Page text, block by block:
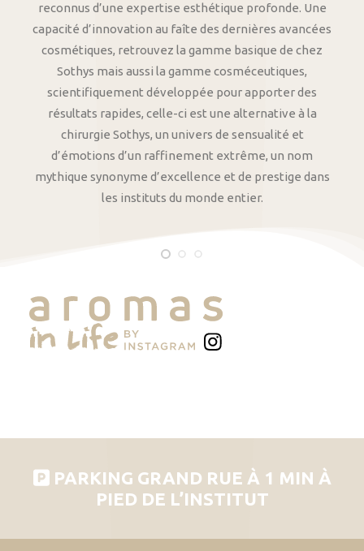
reconnus d’une expertise esthétique profonde. Une
capacité d’innovation au faîte des dernières avancées
cosmétiques, retrouvez la gamme basique de chez
Sothys mais aussi la gamme cosméceutiques,
scientifiquement développée pour apporter des
résultats rapides, celle-ci est une alternative à la
chirurgie Sothys, un univers de sensualité et
d’émotions d’un raffinement extrême, un nom
mythique synonyme d’excellence et de prestige dans
les instituts du monde entier.
PARKING GRAND RUE À 1 MIN À
PIED DE L’INSTITUT